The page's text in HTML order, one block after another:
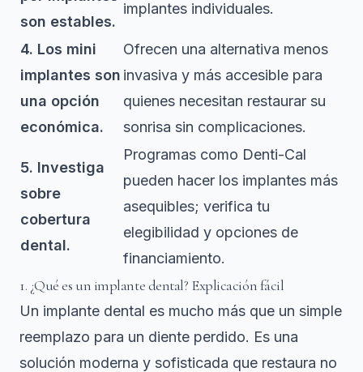
son estables.
implantes individuales.
4. Los mini
implantes son
una opción
económica.
Ofrecen una alternativa menos
invasiva y más accesible para
quienes necesitan restaurar su
sonrisa sin complicaciones.
5. Investiga
sobre
cobertura
dental.
Programas como Denti-Cal
pueden hacer los implantes más
asequibles; verifica tu
elegibilidad y opciones de
financiamiento.
1. ¿Qué es un implante dental? Explicación fácil
Un implante dental es mucho más que un simple
reemplazo para un diente perdido. Es una
solución moderna y sofisticada que restaura no